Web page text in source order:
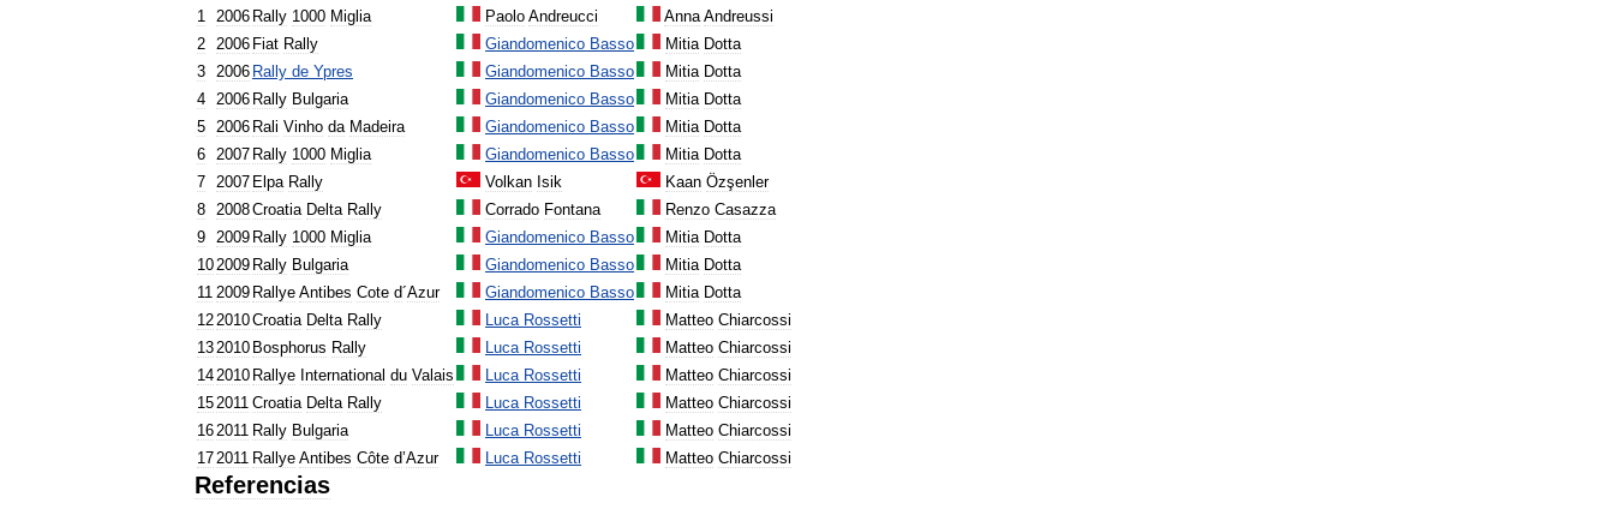
1
2006 Rally 1000 Miglia Paolo Andreucci Anna Andreussi
2
2006 Fiat Rally Giandomenico Basso Mitia Dotta
3
2006 Rally de Ypres Giandomenico Basso Mitia Dotta
4
2006 Rally Bulgaria Giandomenico Basso Mitia Dotta
5
2006 Rali Vinho da Madeira Giandomenico Basso Mitia Dotta
6
2007 Rally 1000 Miglia Giandomenico Basso Mitia Dotta
7
2007 Elpa Rally Volkan Isik Kaan Özşenler
8
2008Croatia Delta Rally Corrado Fontana Renzo Casazza
9
2009 Rally 1000 Miglia Giandomenico Basso Mitia Dotta
10 2009 Rally Bulgaria Giandomenico Basso Mitia Dotta
11 2009 Rallye Antibes Cote d´Azur Giandomenico Basso Mitia Dotta
12 2010Croatia Delta Rally Luca Rossetti Matteo Chiarcossi
13 2010 Bosphorus Rally Luca Rossetti Matteo Chiarcossi
14 2010 Rallye International du Valais Luca Rossetti Matteo Chiarcossi
15 2011 Croatia Delta Rally Luca Rossetti Matteo Chiarcossi
16 2011 Rally Bulgaria Luca Rossetti Matteo Chiarcossi
17 2011 Rallye Antibes Côte d’Azur Luca Rossetti Matteo Chiarcossi
Referencias